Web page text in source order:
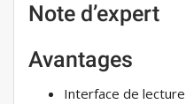
Note d’expert
Avantages
Interface de